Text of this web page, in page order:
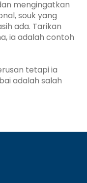
mengingatkan
souk yang
ada. Tarikan
ia adalah contoh
tetapi ia
adalah salah